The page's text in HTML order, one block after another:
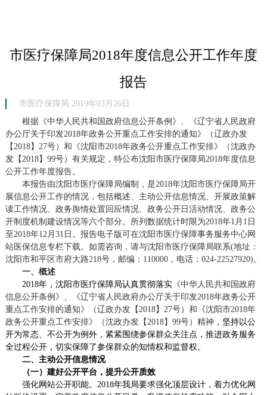
市医疗保障局2018年度信息公开工作年度
报告
市医疗保障局 2019年03月26日
根据《中华人民共和国政府信息公开条例》、《辽宁省人民政府
办公厅关于印发2018年政务公开重点工作安排的通知》（辽政办发
【2018】27号）和《沈阳市2018年政务公开重点工作安排》（沈政办
发【2018】99号）有关规定，特公布沈阳市医疗保障局2018年度信息
公开工作年度报告。
本报告由沈阳市医疗保障局编制，是2018年沈阳市医疗保障局开
展信息公开工作的情况，包括概述、主动公开信息情况、 开展政策解
读工作情况、 政务舆情处置回应情况、 政务公开日活动情况、 政务公
开制度机制建设情况等六个部分。所列数据统计时限为2018年1月1日
至2018年12月31日。报告电子版可在沈阳市医疗保障事务服务中心网
站医保信息专栏下载。如需咨询，请与沈阳市医疗保障局联系(地址：
沈阳市和平区市府大路218号，邮编： 110000，电话： 024-22527920)。
一、概述
2018年， 沈阳市医疗保障局认真贯彻落实《中华人民共和国政府
信息公开条例》、《辽宁省人民政府办公厅关于印发2018年政务公开
重点工作安排的通知》（辽政办发【2018】27号）和《沈阳市2018年
政务公开重点工作安排》（沈政办发【2018】99号）精神 ，坚持以公
开为常态、不公开为例外，紧紧围绕参保群众关注点 ，推进政务服务
全过程公开， 切实保障了参保群众的知情权和监督权。
二、 主动公开信息情况
（一） 建好公开平台，提升公开质效
强化网站公开职能。 2018年我局要求强化顶层设计，着力优化网